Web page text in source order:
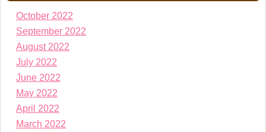
October 2022
September 2022
August 2022
July 2022
June 2022
May 2022
April 2022
March 2022